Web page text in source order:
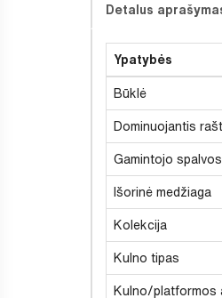
Detalus
Ypatybės
Būklė
Dominuojantis
Gamintojo
Išorinė medžiaga
Kolekcija
Kulno tipas
Kulno/platformos